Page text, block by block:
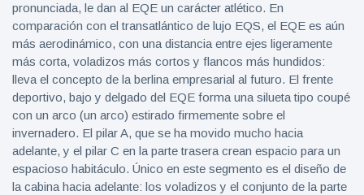
pronunciada, le dan al EQE un carácter atlético. En
comparación con el transatlántico de lujo EQS, el EQE es aún
más aerodinámico, con una distancia entre ejes ligeramente
más corta, voladizos más cortos y flancos más hundidos:
lleva el concepto de la berlina empresarial al futuro. El frente
deportivo, bajo y delgado del EQE forma una silueta tipo coupé
con un arco (un arco) estirado firmemente sobre el
invernadero. El pilar A, que se ha movido mucho hacia
adelante, y el pilar C en la parte trasera crean espacio para un
espacioso habitáculo. Único en este segmento es el diseño de
la cabina hacia adelante: los voladizos y el conjunto de la parte